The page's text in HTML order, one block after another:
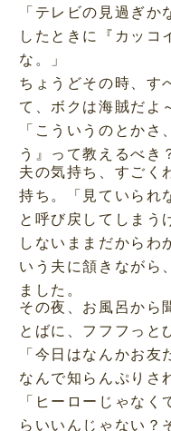
「テレビの見過ぎ
したときに『カッコ
な。」
ちょうどその時、す
て、ボクは海賊だよ
「こういうのとか
う』って教えるべき
夫の気持ち、すごく
持ち。「見ていられ
と呼び戻してしまう
しないままだからわ
いう夫に頷きながら
ました。
その夜、お風呂から
とばに、フフフっと
「今日はなんかお友
なんで知らんぷりさ
「ヒーローじゃな
らいいんじゃない？